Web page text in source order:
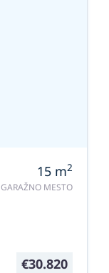
15 m2
GARAŽNO MESTO
€30.820